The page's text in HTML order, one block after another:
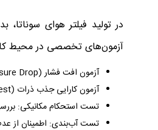
در تولید فیلتر هوای سوناتا،
آزمون‌های تخصصی در محیط
آزمون افت فشار (Pressure Drop): بررسی مقاومت هوا هنگام عبور از فیلتر
آزمون کارایی جذب ذرات (Efficiency Test): ارزیابی قدرت جذب گردوغبار
تست استحکام مکانیکی:
تست آب‌بندی: اطمینان از